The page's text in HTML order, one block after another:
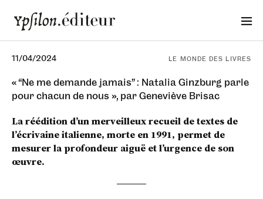
11/04/2024
« “Ne me demande jamais” : Natalia Ginzburg parle
pour chacun de nous », par Geneviève Brisac
LE MONDE DES LIVRES
La réédition d’un merveilleux recueil de textes de
l’écrivaine italienne, morte en 1991, permet de
mesurer la profondeur aiguë et l’urgence de son
œuvre.